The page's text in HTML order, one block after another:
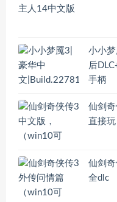
小小
后
手柄
仙剑
直接玩
仙剑
全dlc